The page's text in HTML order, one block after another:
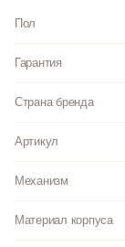
Пол
Гарантия
Страна бренда
Артикул
Механизм
Материал корпуса